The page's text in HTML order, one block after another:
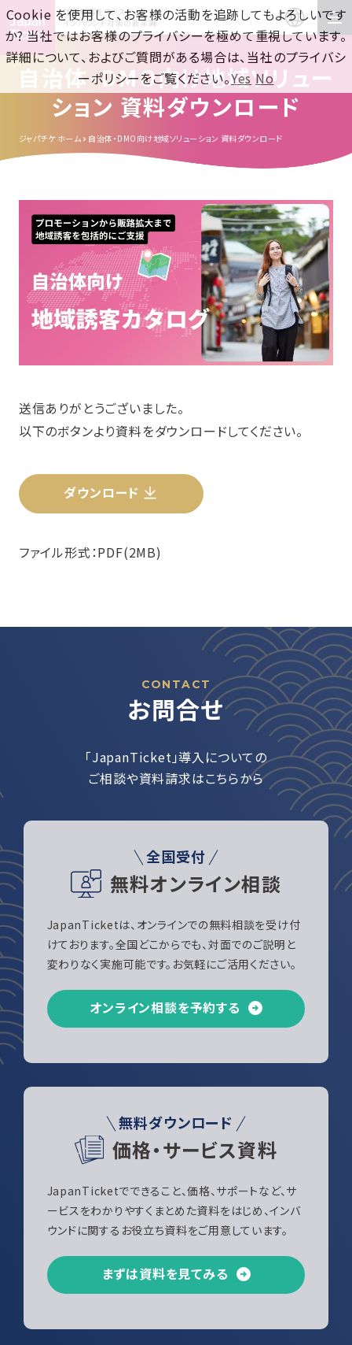
訪日集客をワンストップで！
インバウンド対策の新常識
自治体・DMO向け地域ソリュー
ション 資料ダウンロード
ジャパチケ ホーム 自治体・DMO向け地域ソリューション 資料ダウンロード
送信ありがとうございました。
以下のボタンより資料をダウンロードしてください。
ダウンロード
ファイル形式：PDF(2MB)
CONTACT
お問合せ
「JapanTicket」導入についての
ご相談や資料請求はこちらから
全国受付
無料オンライン相談
JapanTicketは、オンラインでの無料相談を受け付
けております。全国どこからでも、対面でのご説明と
変わりなく実施可能です。お気軽にご活用ください。
オンライン相談を予約する
無料ダウンロード
価格・サービス資料
JapanTicketでできること、価格、サポートなど、サ
ービスをわかりやすくまとめた資料をはじめ、インバ
ウンドに関するお役立ち資料をご用意しています。
まずは資料を見てみる
Cookie を使用して、お客様の活動を追跡してもよろしいです
か? 当社ではお客様のプライバシーを極めて重視しています。
詳細について、およびご質問がある場合は、当社のプライバシ
ーポリシーをご覧ください。Yes No